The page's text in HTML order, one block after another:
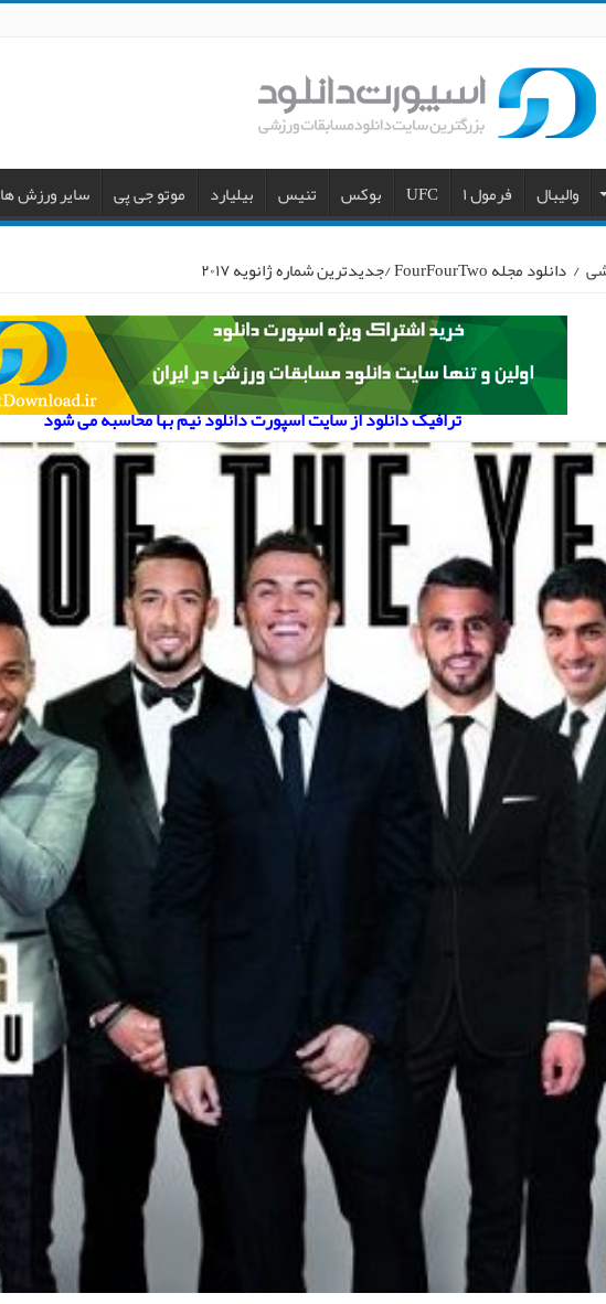
والیبال فرمول ۱ UFC بوکس تنیس بیلیارد موتو جی پی سایر ورزش ها
/ دانلود مجله FourFourTwo /جدیدترین شماره ژانویه ۲۰۱۷
ترافیک دانلود از سایت اسپورت دانلود نیم بها محاسبه می شود